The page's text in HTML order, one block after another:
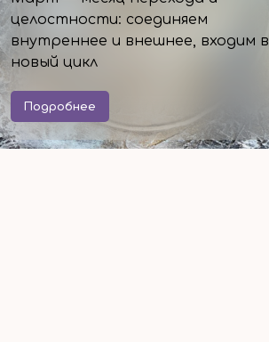
целостности: соединяем
внутреннее и внешнее, входим в
новый цикл
Подробнее